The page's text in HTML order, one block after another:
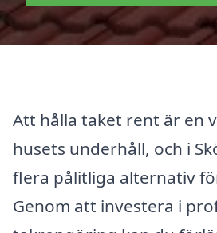
Att hålla taket rent är en
husets underhåll, och i
flera pålitliga alternativ
Genom att investera i